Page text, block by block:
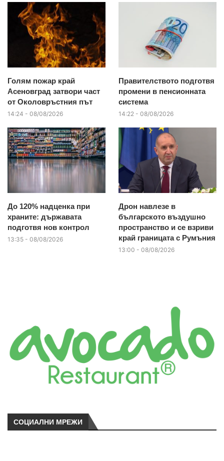
Голям пожар край
Асеновград затвори част
от Околовръстния път
14:24 - 08/08/2026
Правителството подготвя
промени в пенсионната
система
14:22 - 08/08/2026
До 120% надценка при
храните: държавата
подготвя нов контрол
13:35 - 08/08/2026
Дрон навлезе в
българското въздушно
пространство и се взриви
край границата с Румъния
13:00 - 08/08/2026
СОЦИАЛНИ МРЕЖИ